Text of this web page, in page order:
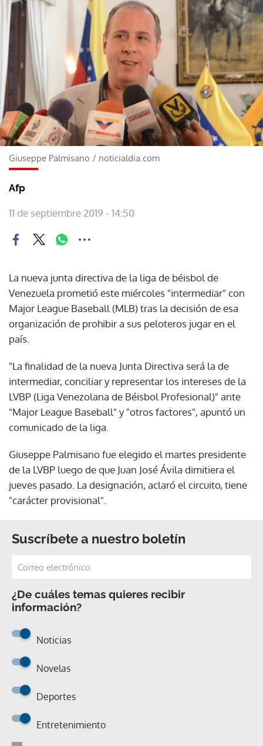
Giuseppe Palmisano / noticialdia.com
Afp
11 de septiembre 2019 - 14:50
La nueva junta directiva de la liga de béisbol de
Venezuela prometió este miércoles "intermediar" con
Major League Baseball (MLB) tras la decisión de esa
organización de prohibir a sus peloteros jugar en el
país.
"La finalidad de la nueva Junta Directiva será la de
intermediar, conciliar y representar los intereses de la
LVBP (Liga Venezolana de Béisbol Profesional)" ante
"Major League Baseball" y "otros factores", apuntó un
comunicado de la liga.
Giuseppe Palmisano fue elegido el martes presidente
de la LVBP luego de que Juan José Ávila dimitiera el
jueves pasado. La designación, aclaró el circuito, tiene
"carácter provisional".
Suscríbete a nuestro boletín
¿De cuáles temas quieres recibir
información?
Noticias
Novelas
Deportes
Entretenimiento